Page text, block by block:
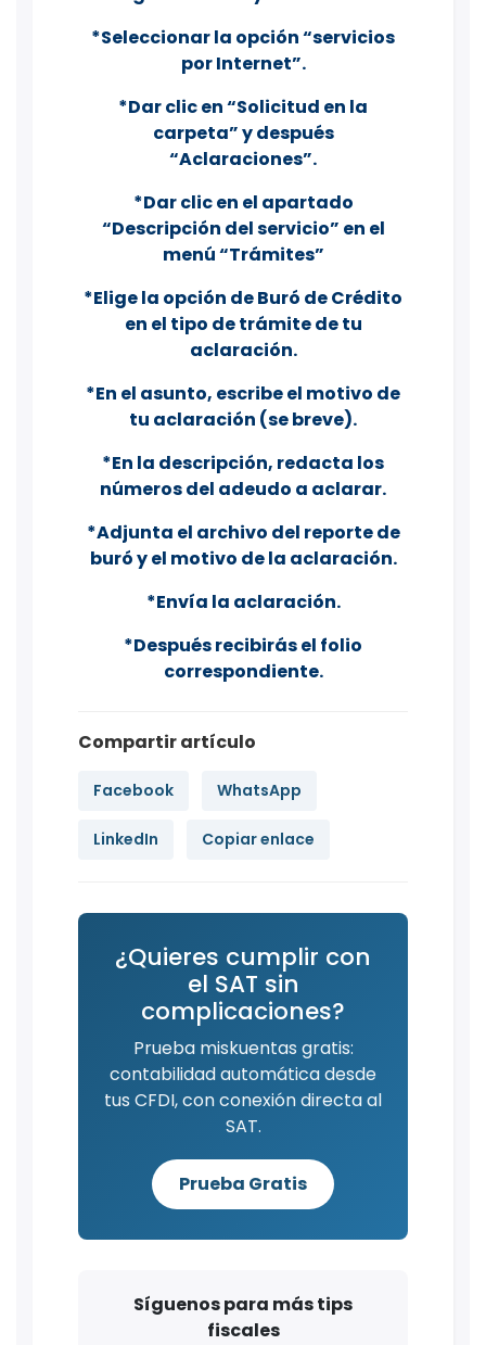
*Seleccionar la opción “servicios
por Internet”.
*Dar clic en “Solicitud en la
carpeta” y después
“Aclaraciones”.
*Dar clic en el apartado
“Descripción del servicio” en el
menú “Trámites”
*Elige la opción de Buró de Crédito
en el tipo de trámite de tu
aclaración.
*En el asunto, escribe el motivo de
tu aclaración (se breve).
*En la descripción, redacta los
números del adeudo a aclarar.
*Adjunta el archivo del reporte de
buró y el motivo de la aclaración.
*Envía la aclaración.
*Después recibirás el folio
correspondiente.
Compartir artículo
Facebook WhatsApp
LinkedIn Copiar enlace
¿Quieres cumplir con
el SAT sin
complicaciones?
Prueba miskuentas gratis:
contabilidad automática desde
tus CFDI, con conexión directa al
SAT.
Prueba Gratis
Síguenos para más tips
fiscales